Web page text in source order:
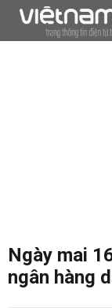
Ngày mai
ngân hàng